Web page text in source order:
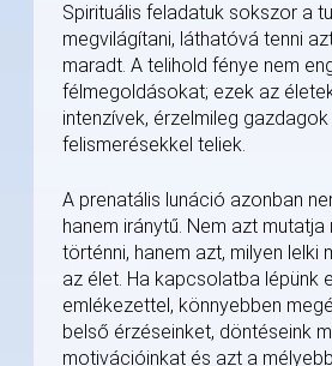
Spirituális feladatuk sokszor a
megvilágítani, láthatóvá tenni
maradt. A telihold fénye nem
félmegoldásokat; ezek az
intenzívek, érzelmileg
felismerésekkel teliek.
A prenatális lunáció azonban
hanem iránytű. Nem azt mutatja
történni, hanem azt, milyen lelki
az élet. Ha kapcsolatba lépünk
emlékezettel, könnyebben
belső érzéseinket, döntéseink
motivációinkat és azt a